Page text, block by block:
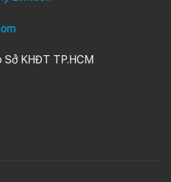
Sở KHĐT TP.HCM